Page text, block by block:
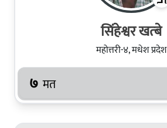
सिंहेश्वर खत्बे
महोत्तरी-४, मधेश प्रदेश
७ मत